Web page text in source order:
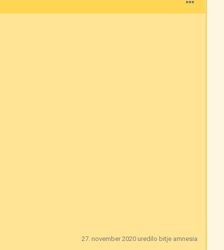
27. november 2020 uredilo bitje amnesia